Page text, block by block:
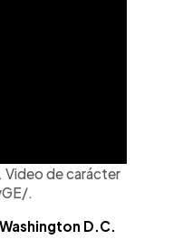
Video de carácter
.
D.C.